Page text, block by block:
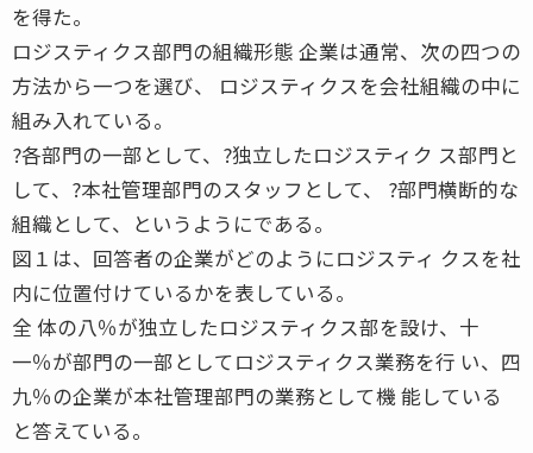
を得た。
ロジスティクス部門の組織形態 企業は通常、次の四つの
方法から一つを選び、 ロジスティクスを会社組織の中に
組み入れている。
?各部門の一部として、?独立したロジスティク ス部門と
して、?本社管理部門のスタッフとして、 ?部門横断的な
組織として、というようにである。
図１は、回答者の企業がどのようにロジスティ クスを社
内に位置付けているかを表している。
全 体の八％が独立したロジスティクス部を設け、十
一％が部門の一部としてロジスティクス業務を行 い、四
九％の企業が本社管理部門の業務として機 能している
と答えている。